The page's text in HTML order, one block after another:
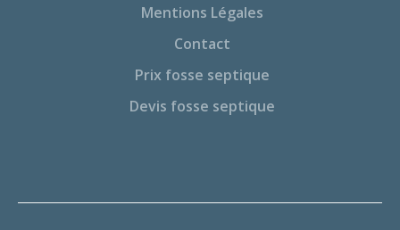
Mentions Légales
Contact
Prix fosse septique
Devis fosse septique